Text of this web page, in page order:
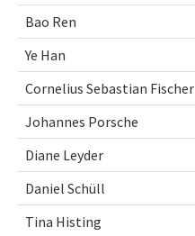
Bao Ren
Ye Han
Cornelius Sebastian Fischer
Johannes Porsche
Diane Leyder
Daniel Schüll
Tina Histing